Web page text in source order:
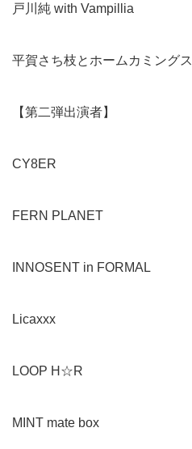
戸川純 with Vampillia
平賀さち枝とホームカミングス
【第二弾出演者】
CY8ER
FERN PLANET
INNOSENT in FORMAL
Licaxxx
LOOP H☆R
MINT mate box